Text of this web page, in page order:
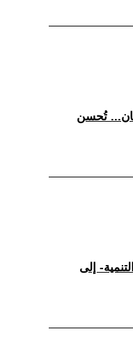
تُحسن
إلى